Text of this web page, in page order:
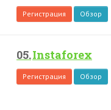
Регистрация Обзор
Instaforex
Регистрация Обзор